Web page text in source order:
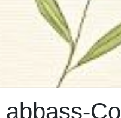
Co